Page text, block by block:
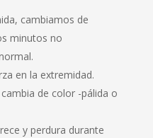
cambiamos de
minutos no
en la extremidad.
de color -pálida o
y perdura durante